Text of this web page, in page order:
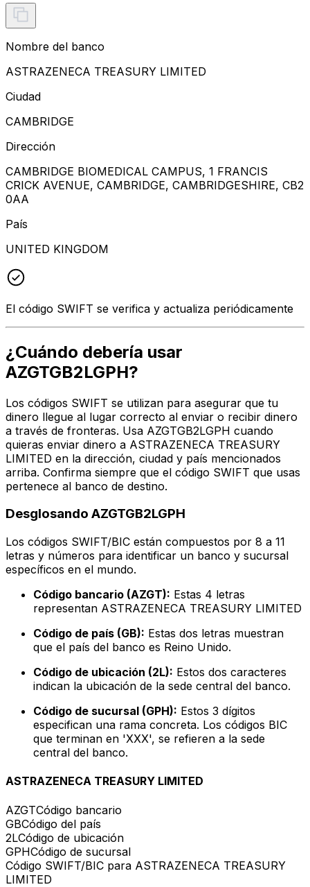
Nombre del banco
ASTRAZENECA TREASURY LIMITED
Ciudad
CAMBRIDGE
Dirección
CAMBRIDGE BIOMEDICAL CAMPUS, 1 FRANCIS
CRICK AVENUE, CAMBRIDGE, CAMBRIDGESHIRE, CB2
0AA
País
UNITED KINGDOM
El código SWIFT se verifica y actualiza periódicamente
¿Cuándo debería usar
AZGTGB2LGPH?
Los códigos SWIFT se utilizan para asegurar que tu
dinero llegue al lugar correcto al enviar o recibir dinero
a través de fronteras. Usa AZGTGB2LGPH cuando
quieras enviar dinero a ASTRAZENECA TREASURY
LIMITED en la dirección, ciudad y país mencionados
arriba. Confirma siempre que el código SWIFT que usas
pertenece al banco de destino.
Desglosando AZGTGB2LGPH
Los códigos SWIFT/BIC están compuestos por 8 a 11
letras y números para identificar un banco y sucursal
específicos en el mundo.
Código bancario (AZGT): Estas 4 letras
representan ASTRAZENECA TREASURY LIMITED
Código de país (GB): Estas dos letras muestran
que el país del banco es Reino Unido.
Código de ubicación (2L): Estos dos caracteres
indican la ubicación de la sede central del banco.
Código de sucursal (GPH): Estos 3 dígitos
especifican una rama concreta. Los códigos BIC
que terminan en 'XXX', se refieren a la sede
central del banco.
ASTRAZENECA TREASURY LIMITED
AZGTCódigo bancario
GBCódigo del país
2LCódigo de ubicación
GPHCódigo de sucursal
Código SWIFT/BIC para ASTRAZENECA TREASURY
LIMITED